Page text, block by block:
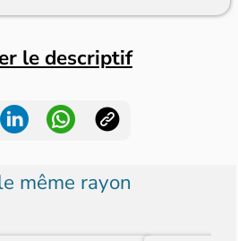
le descriptif
même rayon